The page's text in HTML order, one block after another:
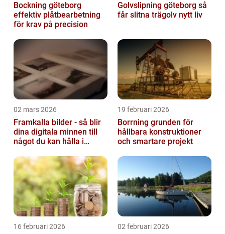
Bockning göteborg
effektiv plåtbearbetning
för krav på precision
Golvslipning göteborg så
får slitna trägolv nytt liv
02 mars 2026
Framkalla bilder - så blir
dina digitala minnen till
något du kan hålla i
19 februari 2026
Borrning grunden för
hållbara konstruktioner
och smartare projekt
16 februari 2026 02 februari 2026